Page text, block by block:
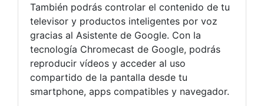
También podrás controlar el contenido de tu
televisor y productos inteligentes por voz
gracias al Asistente de Google. Con la
tecnología Chromecast de Google, podrás
reproducir vídeos y acceder al uso
compartido de la pantalla desde tu
smartphone, apps compatibles y navegador.